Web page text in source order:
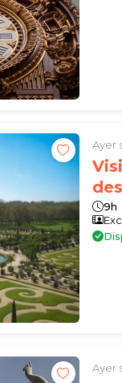
Ayer
9h
Ayer